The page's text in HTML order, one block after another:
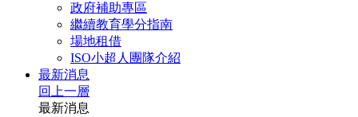
政府補助專區
繼續教育學分指南
場地租借
ISO小超人團隊介紹
最新消息
回上一層
最新消息